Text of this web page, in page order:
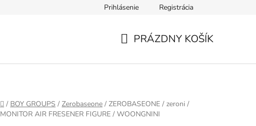
Prihlásenie Registrácia
PRÁZDNY KOŠÍK
Domov
/ BOY GROUPS / Zerobaseone / ZEROBASEONE / zeroni /
MONITOR AIR FRESENER FIGURE / WOONGNINI